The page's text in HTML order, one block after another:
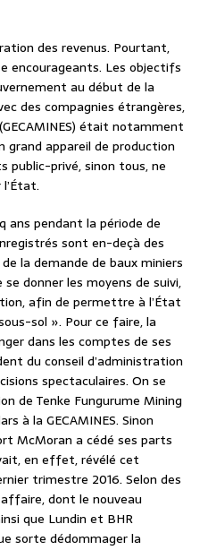
des revenus. Pourtant,
encourageants. Les objectifs
au début de la
des compagnies étrangères,
était notamment
grand appareil de production
public-privé, sinon tous, ne
pendant la période de
sont en-deçà des
la demande de baux miniers
se donner les moyens de suivi,
afin de permettre à l’État
sol ». Pour ce faire, la
dans les comptes de ses
du conseil d’administration
spectaculaires. On se
de Tenke Fungurume Mining
à la GECAMINES. Sinon
McMoran a cédé ses parts
en effet, révélé cet
trimestre 2016. Selon des
dont le nouveau
que Lundin et BHR
sorte dédommager la